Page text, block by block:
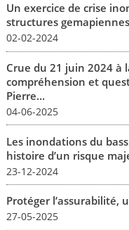
Un exercice de crise
structures
02-02-2024
Crue du 21 juin 2024 à
compréhension et
Pierre...
04-06-2025
Les inondations du
histoire d’un risque
23-12-2024
Protéger l’assurabilité,
27-05-2025